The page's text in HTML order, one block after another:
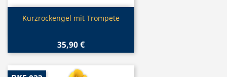
Vorschau
Kurzrockengel mit Trompete
35,90 €